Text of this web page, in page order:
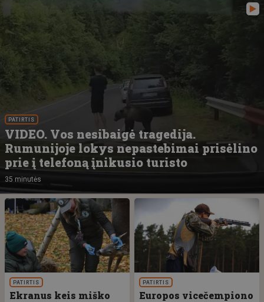
PATIRTIS
VIDEO. Vos nesibaigė tragedija.
Rumunijoje lokys nepastebimai prisėlino
prie į telefoną įnikusio turisto
35 minutės
PATIRTIS
Ekranus keis miško
PATIRTIS
Europos vicečempiono